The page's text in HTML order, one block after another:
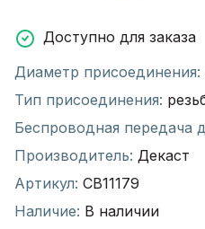
Доступно для заказа
Диаметр присоединения:
Тип присоединения:
Беспроводная передача
Производитель: Декаст
Артикул: СВ11179
Наличие: В наличии